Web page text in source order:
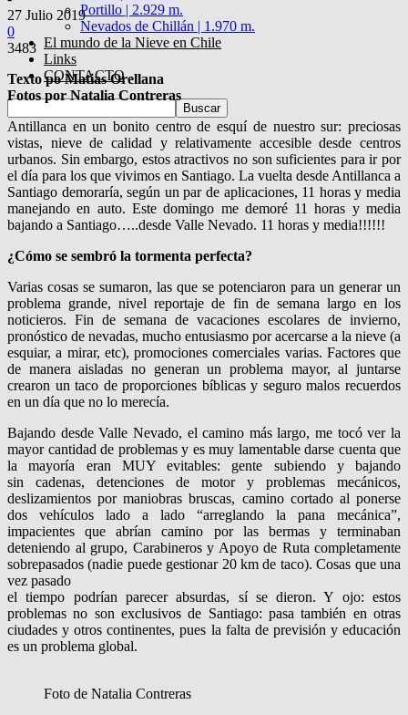
Portillo | 2.929 m.
Nevados de Chillán | 1.970 m.
El mundo de la Nieve en Chile
Links
CONTACTO
27 Julio 2019
0
3483
Texto po Matias Orellana
Fotos por Natalia Contreras
Antillanca en un bonito centro de esquí de nuestro sur: preciosas
vistas, nieve de calidad y relativamente accesible desde centros
urbanos. Sin embargo, estos atractivos no son suficientes para ir por
el día para los que vivimos en Santiago. La vuelta desde Antillanca a
Santiago demoraría, según un par de aplicaciones, 11 horas y media
manejando en auto. Este domingo me demoré 11 horas y media
bajando a Santiago…..desde Valle Nevado. 11 horas y media!!!!!!
¿Cómo se sembró la tormenta perfecta?
Varias cosas se sumaron, las que se potenciaron para un generar un
problema grande, nivel reportaje de fin de semana largo en los
noticieros. Fin de semana de vacaciones escolares de invierno,
pronóstico de nevadas, mucho entusiasmo por acercarse a la nieve (a
esquiar, a mirar, etc), promociones comerciales varias. Factores que
de manera aisladas no generan un problema mayor, al juntarse
crearon un taco de proporciones bíblicas y seguro malos recuerdos
en un día que no lo merecía.
Bajando desde Valle Nevado, el camino más largo, me tocó ver la
mayor cantidad de problemas y es muy lamentable darse cuenta que
la mayoría eran MUY evitables: gente subiendo y bajando
sin cadenas, detenciones de motor y problemas mecánicos,
deslizamientos por maniobras bruscas, camino cortado al ponerse
dos vehículos lado a lado “arreglando la pana mecánica”,
impacientes que abrían camino por las bermas y terminaban
deteniendo al grupo, Carabineros y Apoyo de Ruta completamente
sobrepasados (nadie puede gestionar 20 km de taco). Cosas que una
vez pasado
el tiempo podrían parecer absurdas, sí se dieron. Y ojo: estos
problemas no son exclusivos de Santiago: pasa también en otras
ciudades y otros continentes, pues la falta de previsión y educación
es un problema global.
Foto de Natalia Contreras